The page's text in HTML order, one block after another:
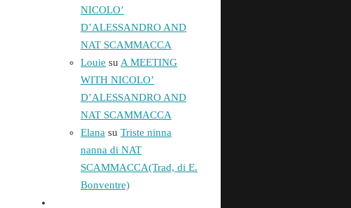
NICOLO’
D’ALESSANDRO AND
NAT SCAMMACCA
Louie su A MEETING
WITH NICOLO’
D’ALESSANDRO AND
NAT SCAMMACCA
Elana su Triste ninna
nanna di NAT
SCAMMACCA(Trad, di E.
Bonventre)